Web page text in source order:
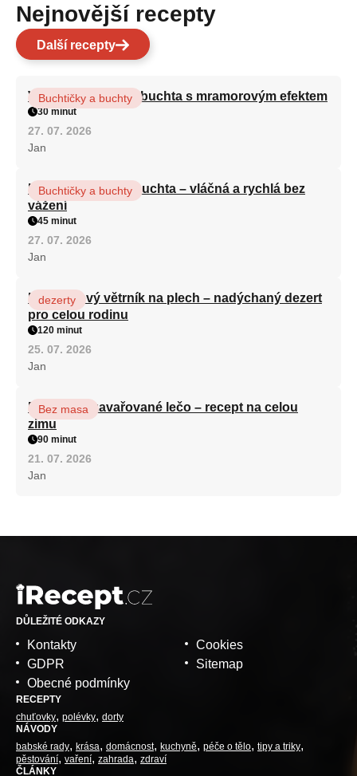
Nejnovější recepty
Další recepty
Vláčná olejová litá buchta s mramorovým efektem
Buchtičky a buchty
30 minut
27. 07. 2026
Jan
Hrnková maková buchta – vláčná a rychlá bez
vážení
Buchtičky a buchty
45 minut
27. 07. 2026
Jan
Karamelový větrník na plech – nadýchaný dezert
pro celou rodinu
dezerty
120 minut
25. 07. 2026
Jan
Babiččino zavařované lečo – recept na celou
zimu
Bez masa
90 minut
21. 07. 2026
Jan
DŮLEŽITÉ ODKAZY
Kontakty
GDPR
Obecné podmínky
Cookies
Sitemap
RECEPTY
chuťovky polévky dorty
NÁVODY
babské rady krása domácnost kuchyně péče o tělo tipy a triky
pěstování vaření zahrada
zdraví
ČLÁNKY